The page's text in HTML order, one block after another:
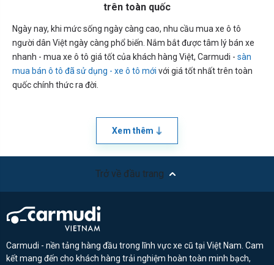
trên toàn quốc
Ngày nay, khi mức sống ngày càng cao, nhu cầu mua xe ô tô
người dân Việt ngày càng phổ biến. Nắm bắt được tâm lý bán xe
nhanh - mua xe ô tô giá tốt của khách hàng Việt, Carmudi - sàn
mua bán ô tô đã sử dụng - xe ô tô mới với giá tốt nhất trên toàn
quốc chính thức ra đời.
Xem thêm
Trở về đầu trang
Carmudi - nền tảng hàng đầu trong lĩnh vực xe cũ tại Việt Nam. Cam
kết mang đến cho khách hàng trải nghiệm hoàn toàn minh bạch,